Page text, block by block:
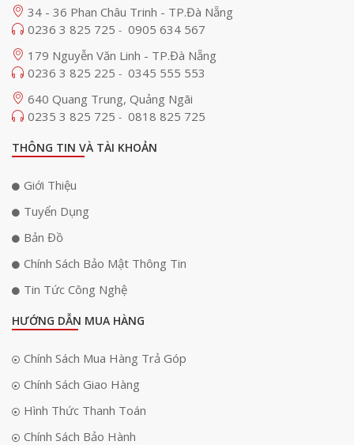
34 - 36 Phan Châu Trinh - TP.Đà Nẵng
0236 3 825 725 - 0905 634 567
179 Nguyễn Văn Linh - TP.Đà Nẵng
0236 3 825 225 - 0345 555 553
640 Quang Trung, Quảng Ngãi
0235 3 825 725 - 0818 825 725
THÔNG TIN VÀ TÀI KHOẢN
Giới Thiệu
Tuyển Dụng
Bản Đồ
Chính Sách Bảo Mật Thông Tin
Tin Tức Công Nghệ
HƯỚNG DẪN MUA HÀNG
Chính Sách Mua Hàng Trả Góp
Chính Sách Giao Hàng
Hình Thức Thanh Toán
Chính Sách Bảo Hành